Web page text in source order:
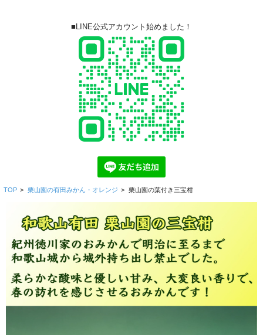
■LINE公式アカウント始めました！
TOP > 栗山園の有田みかん・オレンジ > 栗山園の葉付き三宝柑